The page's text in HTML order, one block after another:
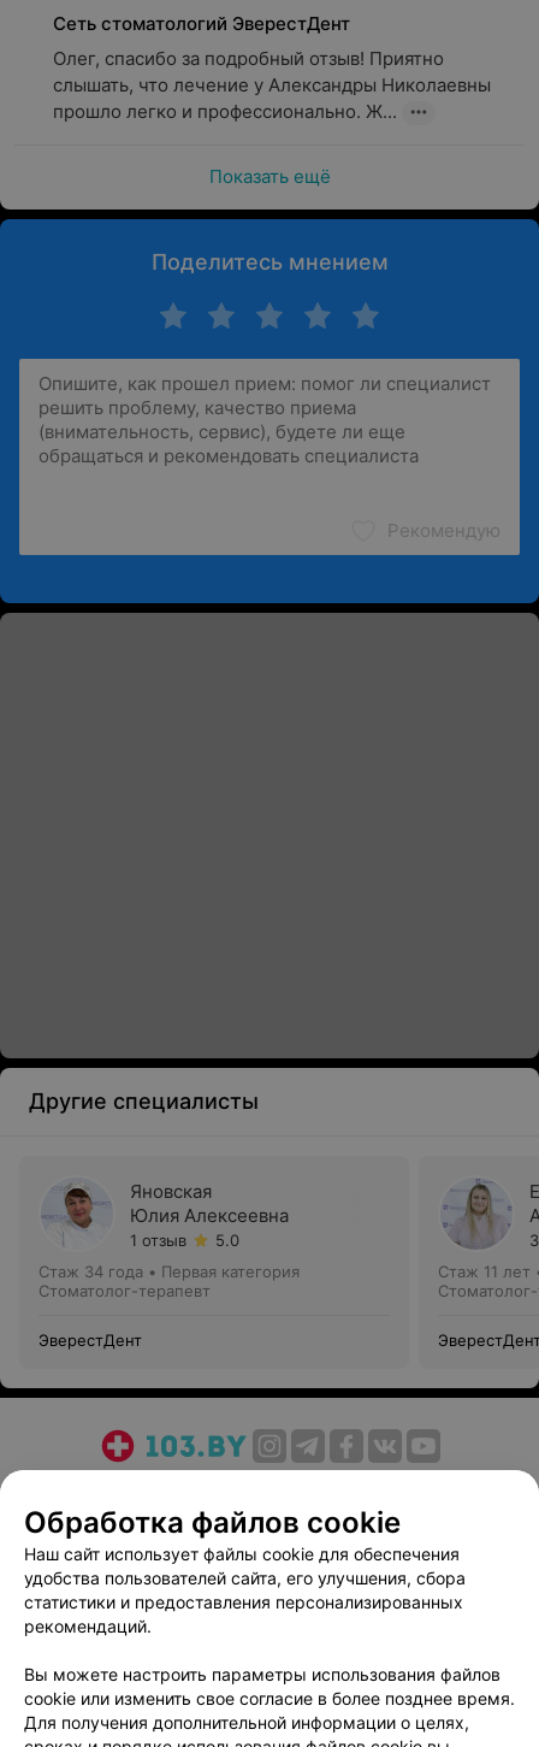
Сеть стоматологий ЭверестДент
Олег, спасибо за подробный отзыв! Приятно
слышать, что лечение у Александры Николаевны
прошло легко и профессионально. Ж...
Показать ещё
Поделитесь мнением
Рекомендую
Другие специалисты
Яновская
Юлия Алексеевна
1 отзыв
5.0
Стаж 34 года • Первая категория
Стоматолог-терапевт
ЭверестДент
Стаж 11 лет
Медицинский маркетинг
Публичный договор
Пользовательское соглашение
Способы оплаты
Вакансии
Партнеры
Написать руководителю 103.by
Персональные настройки cookie
Обработка персональных данных
Обработка файлов cookie
Наш сайт использует файлы cookie для обеспечения
удобства пользователей сайта, его улучшения, сбора
статистики и предоставления персонализированных
рекомендаций.
Вы можете настроить параметры использования файлов
cookie или изменить свое согласие в более позднее время.
Для получения дополнительной информации о целях,